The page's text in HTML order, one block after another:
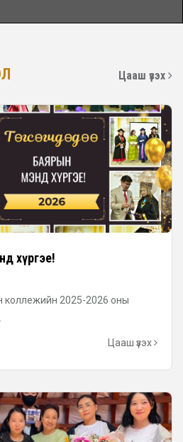
Цааш үзэх
хүргэе!
коллежийн 2025-2026 оны
Цааш үзэх